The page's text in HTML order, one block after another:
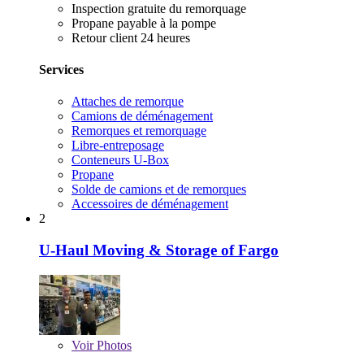
Inspection gratuite du remorquage
Propane payable à la pompe
Retour client 24 heures
Services
Attaches de remorque
Camions de déménagement
Remorques et remorquage
Libre-entreposage
Conteneurs U-Box
Propane
Solde de camions et de remorques
Accessoires de déménagement
2
U-Haul Moving & Storage of Fargo
VoirPhotos